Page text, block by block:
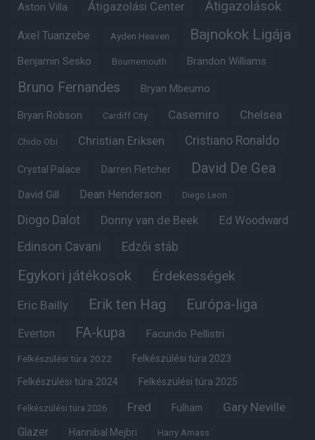
Aston Villa Átigazolási Center Átigazolások
Axel Tuanzebe Ayden Heaven Bajnokok Ligája
Benjamin Sesko Bournemouth Brandon Williams
Bruno Fernandes Bryan Mbeumo
Bryan Robson Cardiff City Casemiro Chelsea
Chido Obi Christian Eriksen Cristiano Ronaldo
Crystal Palace Darren Fletcher David De Gea
David Gill Dean Henderson Diego Leon
Diogo Dalot Donny van de Beek Ed Woodward
Edinson Cavani Edzői stáb
Egykori játékosok Érdekességek
Eric Bailly Erik ten Hag Európa-liga
Everton FA-kupa Facundo Pellistri
Felkészülési túra 2022 Felkészülési túra 2023
Felkészülési túra 2024 Felkészülési túra 2025
Felkészülési túra 2026 Fred Fulham Gary Neville
Glazer Hannibal Mejbri Harry Amass